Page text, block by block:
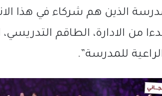
الذين هم شركاء في هذا
من الادارة، الطاقم
للمدرسة”.